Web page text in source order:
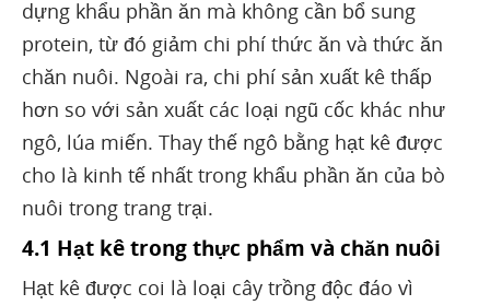
dựng khẩu phần ăn mà không cần bổ sung
protein, từ đó giảm chi phí thức ăn và thức ăn
chăn nuôi. Ngoài ra, chi phí sản xuất kê thấp
hơn so với sản xuất các loại ngũ cốc khác như
ngô, lúa miến. Thay thế ngô bằng hạt kê được
cho là kinh tế nhất trong khẩu phần ăn của bò
nuôi trong trang trại.
4.1 Hạt kê trong thực phẩm và chăn nuôi
Hạt kê được coi là loại cây trồng độc đáo vì